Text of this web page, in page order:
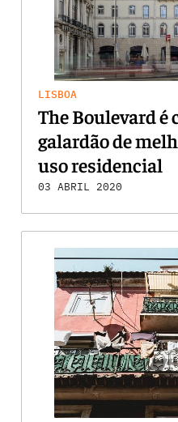
LISBOA
The Boulevard é
galardão de
uso residencial
03 ABRIL 2020